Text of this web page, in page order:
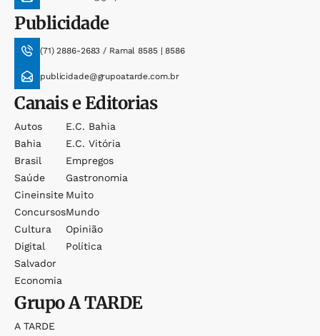
Publicidade
(71) 2886-2683 / Ramal 8585 | 8586
publicidade@grupoatarde.com.br
Canais e Editorias
Autos
Bahia
Brasil
Saúde
Cineinsite
Concursos
Cultura
Digital
Salvador
Economia
E.c. Bahia
E.c. Vitória
Empregos
Gastronomia
Muito
Mundo
Opinião
Política
GrupoA TARDE
A TARDE